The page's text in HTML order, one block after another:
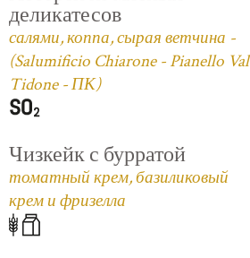
деликатесов
салями, коппа, сырая ветчина -
(Salumificio Chiarone - Pianello Val
Tidone - ПК)
Чизкейк с бурратой
томатный крем, базиликовый
крем и фризелла